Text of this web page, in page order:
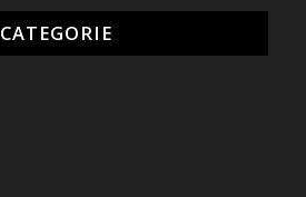
CATEGORIE